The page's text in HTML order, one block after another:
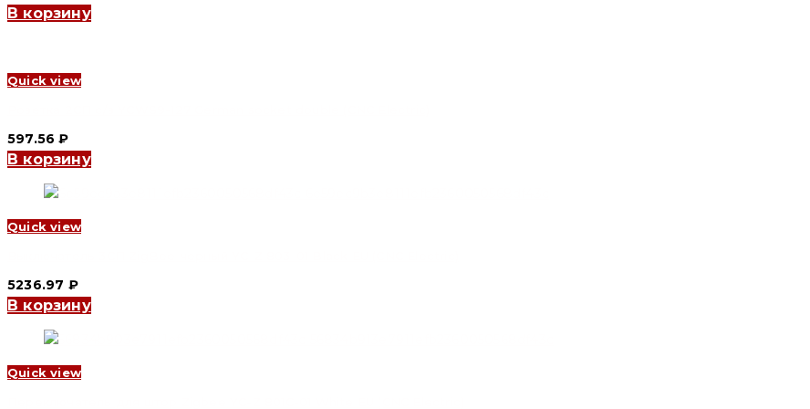
В корзину
Quick view
597.56₽
В корзину
Quick view
5236.97 ₽
В корзину
Quick view